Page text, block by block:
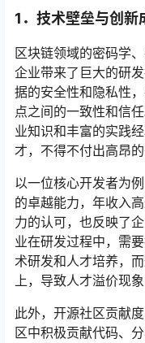
1． 技术壁垒与创新
区块链领域的密码学
企业带来了巨大的研
据的安全性和隐私性
点之间的一致性和信
业知识和丰富的实践
才，不得不付出高昂的
以一位核心开发者为
的卓越能力，年收入
力的认可，也反映了
业在研发过程中，需
术研发和人才培养，
上，导致人才溢价现象
此外，开源社区贡献
区中积极贡献代码、